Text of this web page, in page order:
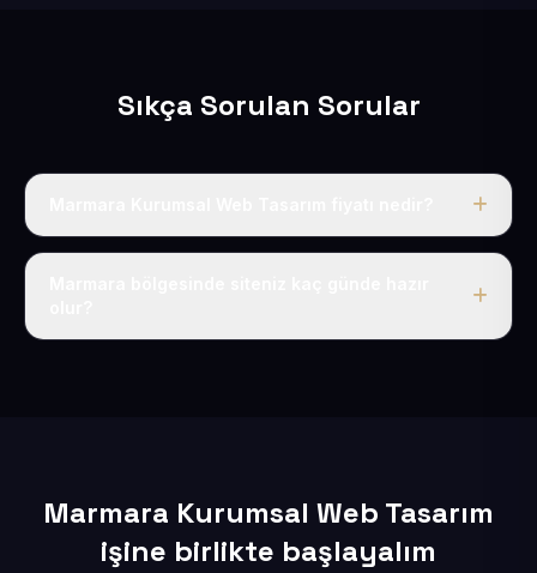
Sıkça Sorulan Sorular
Tek fiyat uygulanır: yıllık 50 USD + KDV. Bu bedele alan
Marmara Kurumsal Web Tasarım
işine birlikte başlayalım